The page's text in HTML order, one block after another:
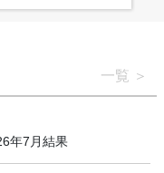
一覧
年7月結果